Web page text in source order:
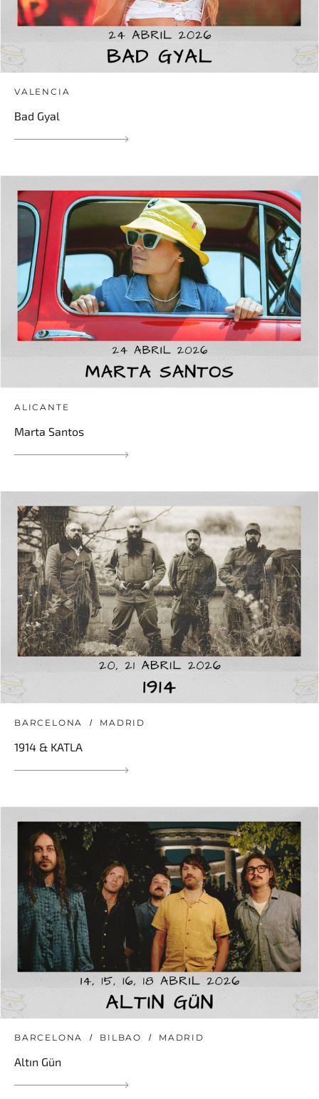
VALENCIA
Bad Gyal
ALICANTE
Marta Santos
BARCELONA MADRID
1914 & KATLA
BARCELONA BILBAO MADRID
Altın Gün